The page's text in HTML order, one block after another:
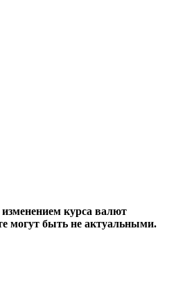
курса валют
могут быть не актуальными.